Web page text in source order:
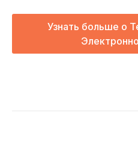
Узнать больше о